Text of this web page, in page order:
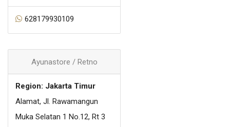
628179930109
Ayunastore / Retno
Region: Jakarta Timur
Alamat, Jl. Rawamangun
Muka Selatan 1 No.12, Rt 3